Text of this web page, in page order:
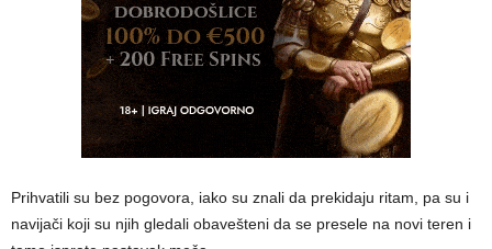
Prihvatili su bez pogovora, iako su znali da prekidaju ritam, pa su i
navijači koji su njih gledali obavešteni da se presele na novi teren i